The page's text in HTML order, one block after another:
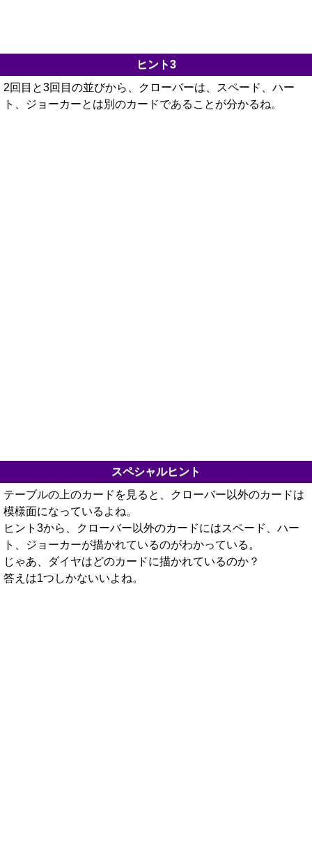
ヒント3
2回目と3回目の並びから、クローバーは、スペード、ハー
ト、ジョーカーとは別のカードであることが分かるね。
スペシャルヒント
テーブルの上のカードを見ると、クローバー以外のカードは
模様面になっているよね。
ヒント3から、クローバー以外のカードにはスペード、ハー
ト、ジョーカーが描かれているのがわかっている。
じゃあ、ダイヤはどのカードに描かれているのか？
答えは1つしかないいよね。